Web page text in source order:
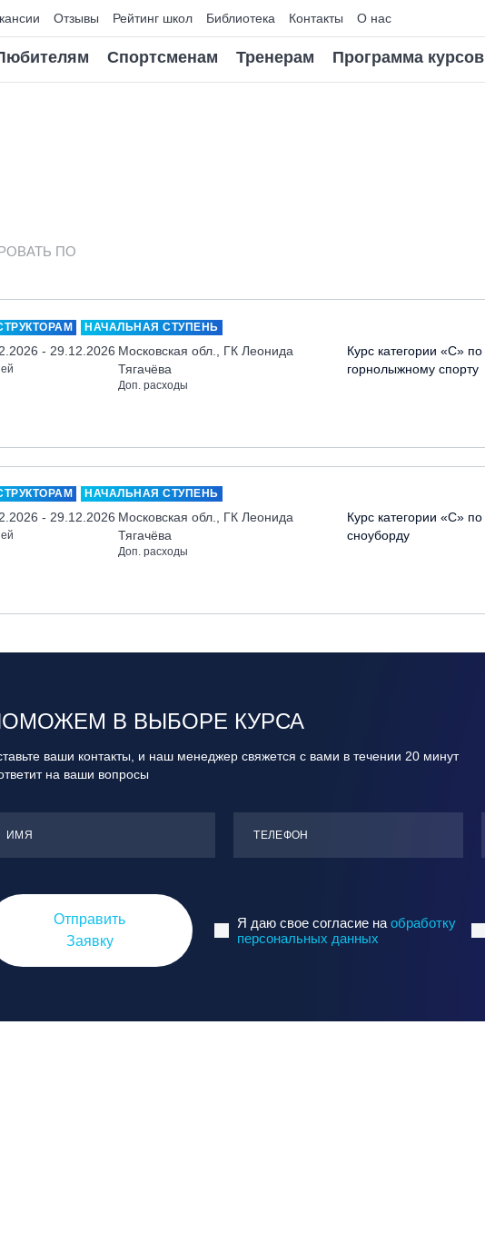
Отзывы Рейтинг школ Библиотека Контакты О нас
Спортсменам Тренерам Программа курсов
ПО
НАЧАЛЬНАЯ СТУПЕНЬ
- 29.12.2026 Московская обл., ГК Леонида
Тягачёва
Доп. расходы
Курс категории «С» по
горнолыжному спорту
НАЧАЛЬНАЯ СТУПЕНЬ
- 29.12.2026 Московская обл., ГК Леонида
Тягачёва
Доп. расходы
Курс категории «С» по
сноуборду
В ВЫБОРЕ КУРСА
ваши контакты, и наш менеджер свяжется с вами в течении 20 минут
на ваши вопросы
ИМЯ ТЕЛЕФОН
Отправить
Заявку
Я даю свое согласие наобработку
персональных данных